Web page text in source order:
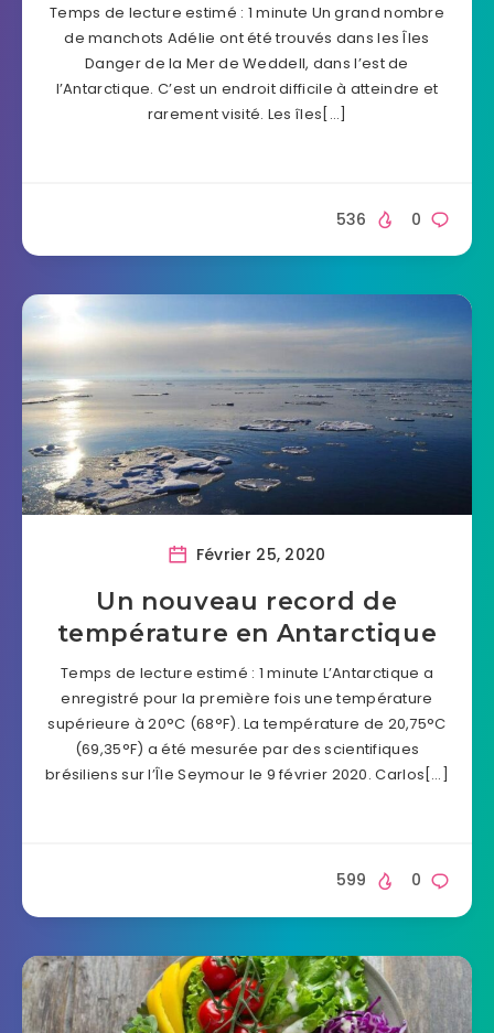
Temps de lecture estimé : 1 minute Un grand nombre
de manchots Adélie ont été trouvés dans les Îles
Danger de la Mer de Weddell, dans l’est de
l’Antarctique. C’est un endroit difficile à atteindre et
rarement visité. Les îles[…]
0
536
Février 25, 2020
Un nouveau record de
température en Antarctique
Temps de lecture estimé : 1 minute L’Antarctique a
enregistré pour la première fois une température
supérieure à 20°C (68°F). La température de 20,75°C
(69,35°F) a été mesurée par des scientifiques
brésiliens sur l’Île Seymour le 9 février 2020. Carlos[…]
0
599